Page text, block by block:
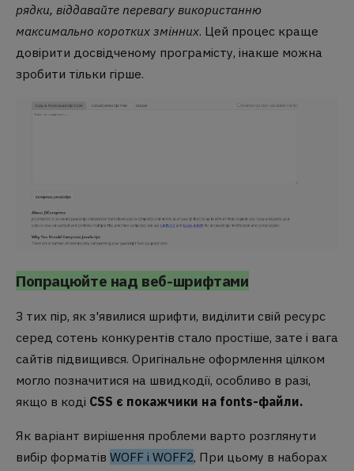
рядки, віддавайте перевагу використанню
максимально коротких змінних. Цей процес краще
довірити досвідченому програмісту, інакше можна
зробити тільки гірше.
Попрацюйте над веб-шрифтами
З тих пір, як з'явилися шрифти, виділити свій ресурс
серед сотень конкурентів стало простіше, зате і вага
сайтів підвищився. Оригінальне оформлення цілком
могло позначитися на швидкодії, особливо в разі,
якщо в коді CSS є покажчики на fonts-файли.
Як варіант вирішення проблеми варто розглянути
вибір форматів WOFF і WOFF2, При цьому в наборах